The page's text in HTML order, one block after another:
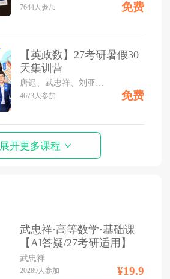
7644人参加 免费
【英政数】27考研暑假30
天集训营
唐迟、武忠祥、刘亚男、米鹏、孙祥喆
4673 人参加 免费
展开更多课程
武忠祥·高等数学·基础课
【AI答疑/27考研适用】
武忠祥
20289人参加 ¥19.9